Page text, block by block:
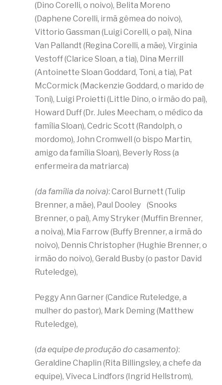
(Dino Corelli, o noivo), Belita Moreno
(Daphene Corelli, irmã gêmea do noivo),
Vittorio Gassman (Luigi Corelli, o pai), Nina
Van Pallandt (Regina Corelli, a mãe), Virginia
Vestoff (Clarice Sloan, a tia), Dina Merrill
(Antoinette Sloan Goddard, Toni, a tia), Pat
McCormick (Mackenzie Goddard, o marido de
Toni), Luigi Proietti (Little Dino, o irmão do pai),
Howard Duff (Dr. Jules Meecham, o médico da
família Sloan), Cedric Scott (Randolph, o
mordomo), John Cromwell (o bispo Martin,
amigo da família Sloan), Beverly Ross (a
enfermeira da matriarca)
(da família da noiva): Carol Burnett (Tulip
Brenner, a mãe), Paul Dooley (Snooks
Brenner, o pai), Amy Stryker (Muffin Brenner,
a noiva), Mia Farrow (Buffy Brenner, a irmã do
noivo), Dennis Christopher (Hughie Brenner, o
irmão do noivo), Gerald Busby (o pastor David
Ruteledge),
Peggy Ann Garner (Candice Ruteledge, a
mulher do pastor), Mark Deming (Matthew
Ruteledge),
(da equipe de produção do casamento):
Geraldine Chaplin (Rita Billingsley, a chefe da
equipe), Viveca Lindfors (Ingrid Hellstrom),